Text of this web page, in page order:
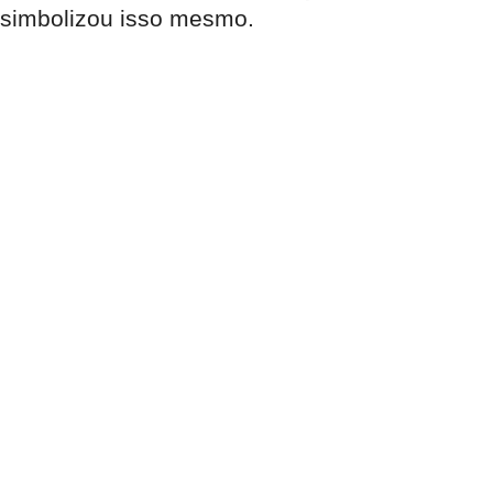
simbolizou isso mesmo.